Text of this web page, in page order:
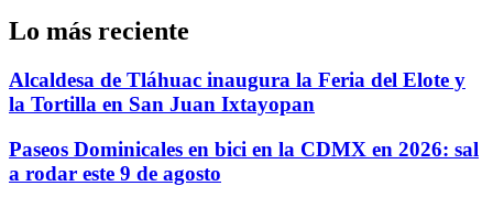
Lo más reciente
Alcaldesa de Tláhuac inaugura la Feria del Elote y
la Tortilla en San Juan Ixtayopan
Paseos Dominicales en bici en la CDMX en 2026: sal
a rodar este 9 de agosto